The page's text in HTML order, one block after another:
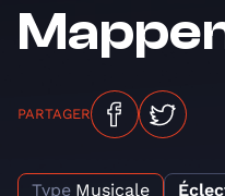
PARTAGER
Type Musicale